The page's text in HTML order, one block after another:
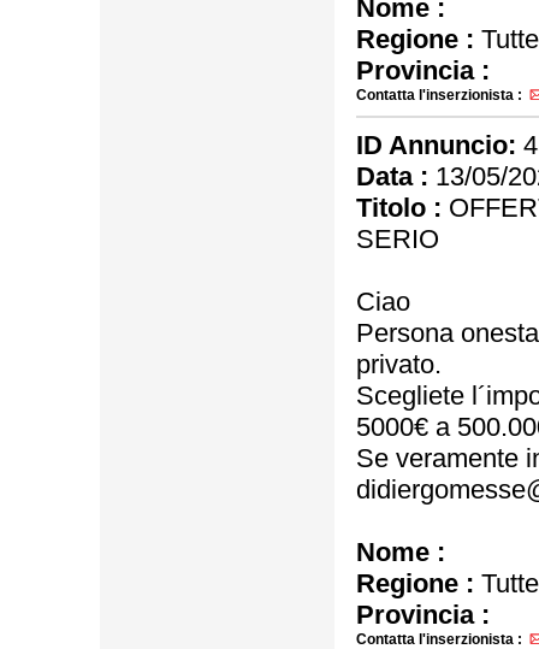
Nome :
Regione :
Provincia :
Contatta l'inserzionista :
ID Annuncio:
Data : 13/05/
Titolo :
SERIO
Ciao
Persona
privato.
Scegliete
5000€ a
Se veramente
Nome :
Regione :
Provincia :
Contatta l'inserzionista :